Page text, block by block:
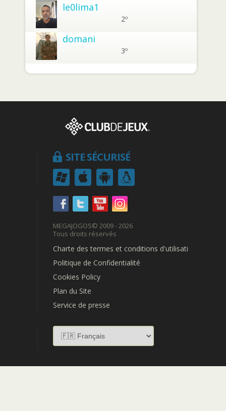
le0lima1
2º
domani
3º
SITE SÉCURISÉ
MEGAJOGOS© 2009 - 2026
Tous droits réservés
Charte des termes et conditions d'utilisation
Politique de Confidentialité
Cookies Policy
Plan du Site
Service de presse